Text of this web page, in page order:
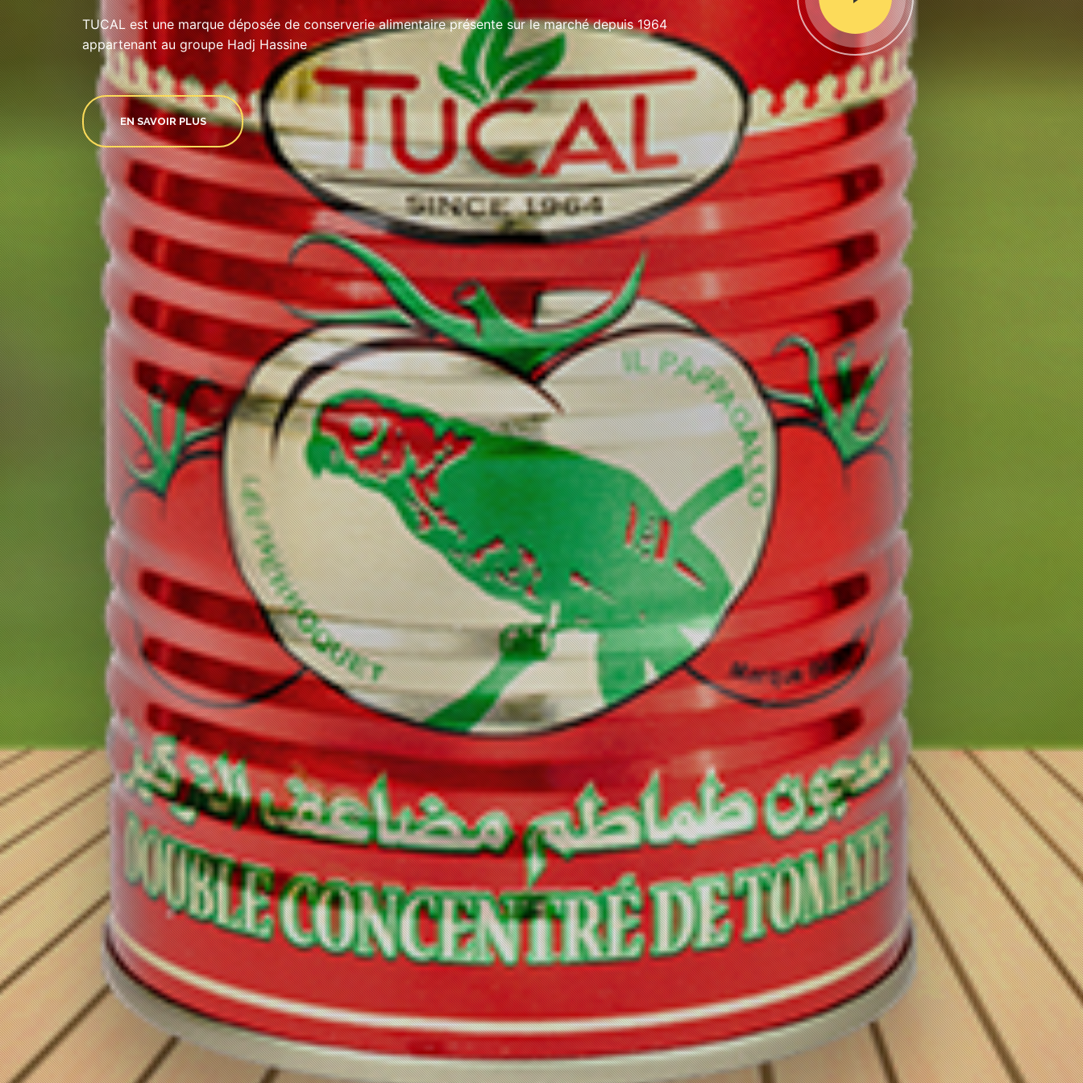
TUCAL est une marque déposée de conserverie alimentaire présente sur le marché depuis 1964
appartenant au groupe Hadj Hassine
EN SAVOIR PLUS